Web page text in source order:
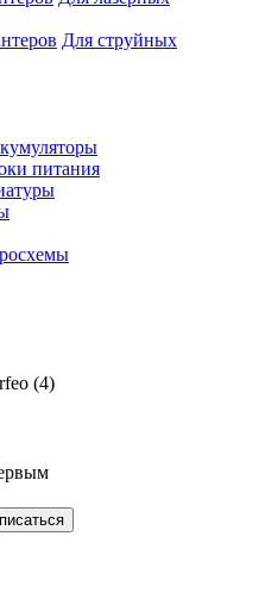
Для струйных
питания
(4)